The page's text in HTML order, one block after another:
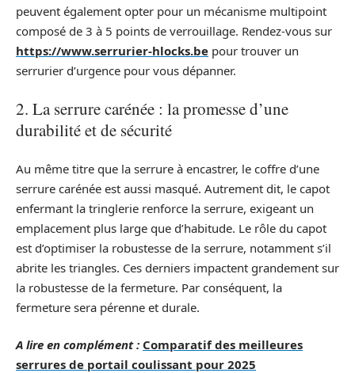
peuvent également opter pour un mécanisme multipoint
composé de 3 à 5 points de verrouillage. Rendez-vous sur
https://www.serrurier-hlocks.be pour trouver un
serrurier d’urgence pour vous dépanner.
2. La serrure carénée : la promesse d’une
durabilité et de sécurité
Au même titre que la serrure à encastrer, le coffre d’une
serrure carénée est aussi masqué. Autrement dit, le capot
enfermant la tringlerie renforce la serrure, exigeant un
emplacement plus large que d’habitude. Le rôle du capot
est d’optimiser la robustesse de la serrure, notamment s’il
abrite les triangles. Ces derniers impactent grandement sur
la robustesse de la fermeture. Par conséquent, la
fermeture sera pérenne et durale.
A lire en complément : Comparatif des meilleures
serrures de portail coulissant pour 2025